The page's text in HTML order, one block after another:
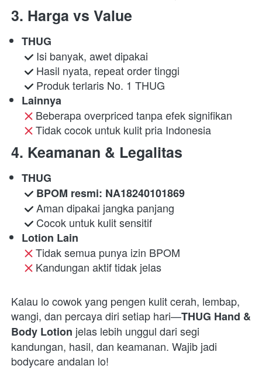
3. Harga vs Value
THUG
Isi banyak, awet dipakai
Hasil nyata, repeat order tinggi
Produk terlaris No. 1 THUG
Lainnya
Beberapa overpriced tanpa efek signifikan
Tidak cocok untuk kulit pria Indonesia
4. Keamanan & Legalitas
THUG
BPOM resmi: NA18240101869
Aman dipakai jangka panjang
Cocok untuk kulit sensitif
Lotion Lain
Tidak semua punya izin BPOM
Kandungan aktif tidak jelas
Kalau lo cowok yang pengen kulit cerah, lembap,
wangi, dan percaya diri setiap hari—THUG Hand &
Body Lotion jelas lebih unggul dari segi
kandungan, hasil, dan keamanan. Wajib jadi
bodycare andalan lo!